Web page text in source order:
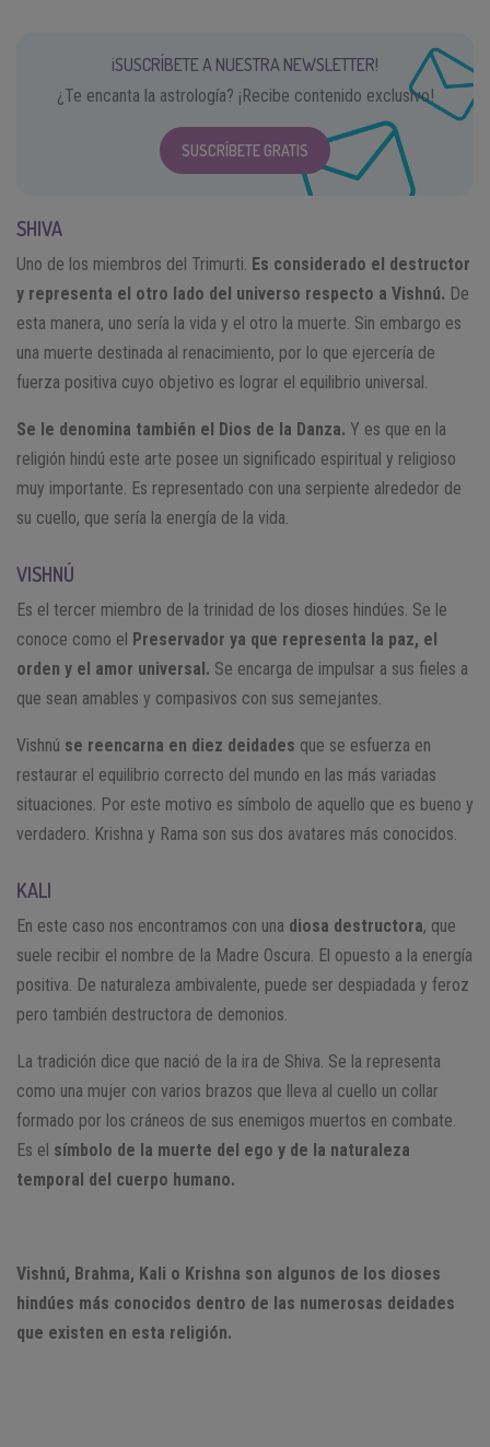
¡SUSCRÍBETE A NUESTRA NEWSLETTER!
¿Te encanta la astrología? ¡Recibe contenido exclusivo!
SUSCRÍBETE GRATIS
SHIVA
Uno de los miembros del Trimurti. Es considerado el destructor
y representa el otro lado del universo respecto a Vishnú. De
esta manera, uno sería la vida y el otro la muerte. Sin embargo es
una muerte destinada al renacimiento, por lo que ejercería de
fuerza positiva cuyo objetivo es lograr el equilibrio universal.
Se le denomina también el Dios de la Danza. Y es que en la
religión hindú este arte posee un significado espiritual y religioso
muy importante. Es representado con una serpiente alrededor de
su cuello, que sería la energía de la vida.
VISHNÚ
Es el tercer miembro de la trinidad de los dioses hindúes. Se le
conoce como el Preservador ya que representa la paz, el
orden y el amor universal. Se encarga de impulsar a sus fieles a
que sean amables y compasivos con sus semejantes.
Vishnú se reencarna en diez deidades que se esfuerza en
restaurar el equilibrio correcto del mundo en las más variadas
situaciones. Por este motivo es símbolo de aquello que es bueno y
verdadero. Krishna y Rama son sus dos avatares más conocidos.
KALI
En este caso nos encontramos con una diosa destructora, que
suele recibir el nombre de la Madre Oscura. El opuesto a la energía
positiva. De naturaleza ambivalente, puede ser despiadada y feroz
pero también destructora de demonios.
La tradición dice que nació de la ira de Shiva. Se la representa
como una mujer con varios brazos que lleva al cuello un collar
formado por los cráneos de sus enemigos muertos en combate.
Es el símbolo de la muerte del ego y de la naturaleza
temporal del cuerpo humano.
Vishnú, Brahma, Kali o Krishna son algunos de los dioses
hindúes más conocidos dentro de las numerosas deidades
que existen en esta religión.